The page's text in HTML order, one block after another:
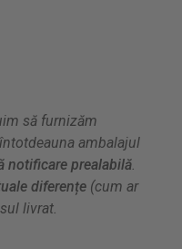
să furnizăm
ambalajul
notificare prealabilă.
diferențe (cum ar
livrat.